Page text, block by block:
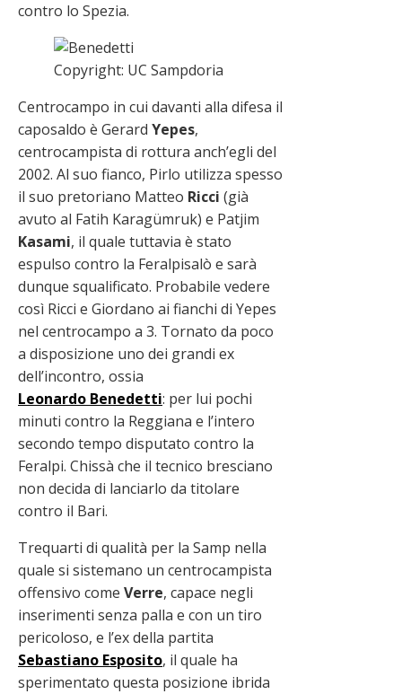
contro lo Spezia.
Copyright: UC Sampdoria
Centrocampo in cui davanti alla difesa il
caposaldo è Gerard Yepes,
centrocampista di rottura anch’egli del
2002. Al suo fianco, Pirlo utilizza spesso
il suo pretoriano Matteo Ricci (già
avuto al Fatih Karagümruk) e Patjim
Kasami, il quale tuttavia è stato
espulso contro la Feralpisalò e sarà
dunque squalificato. Probabile vedere
così Ricci e Giordano ai fianchi di Yepes
nel centrocampo a 3. Tornato da poco
a disposizione uno dei grandi ex
dell’incontro, ossia
Leonardo Benedetti: per lui pochi
minuti contro la Reggiana e l’intero
secondo tempo disputato contro la
Feralpi. Chissà che il tecnico bresciano
non decida di lanciarlo da titolare
contro il Bari.
Trequarti di qualità per la Samp nella
quale si sistemano un centrocampista
offensivo come Verre, capace negli
inserimenti senza palla e con un tiro
pericoloso, e l’ex della partita
Sebastiano Esposito, il quale ha
sperimentato questa posizione ibrida